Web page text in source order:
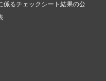
係るチェックシート結果の公